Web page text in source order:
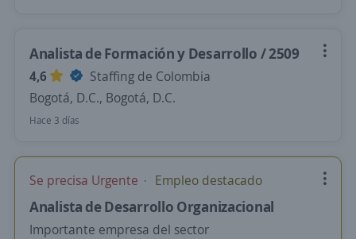
Analista de Formación y Desarrollo / 2509
4,6
Staffing de Colombia
Bogotá, D.C., Bogotá, D.C.
Hace 3 días
Se precisa Urgente Empleo destacado
Analista de Desarrollo Organizacional
Importante empresa del sector